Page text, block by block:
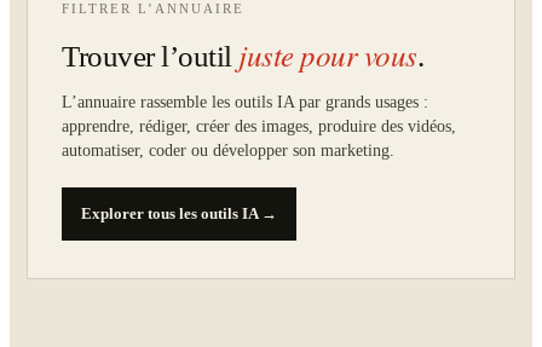
FILTRER L’ANNUAIRE
Trouver l’outil juste pour vous.
L’annuaire rassemble les outils IA par grands usages :
apprendre, rédiger, créer des images, produire des vidéos,
automatiser, coder ou développer son marketing.
Explorer tous les outils IA →